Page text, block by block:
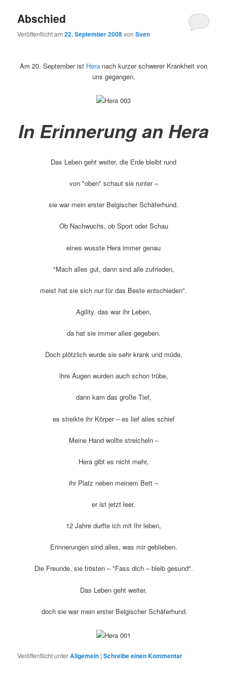
Abschied
Veröffentlicht am22. September 2008vonSven
Am 20. September ist Hera nach kurzer schwerer Krankheit von
uns gegangen.
In Erinnerung an Hera
Das Leben geht weiter, die Erde bleibt rund
von "oben" schaut sie runter –
sie war mein erster Belgischer Schäferhund.
Ob Nachwuchs, ob Sport oder Schau
eines wusste Hera immer genau
"Mach alles gut, dann sind alle zufrieden,
meist hat sie sich nur für das Beste entschieden".
Agility, das war ihr Leben,
da hat sie immer alles gegeben.
Doch plötzlich wurde sie sehr krank und müde,
ihre Augen wurden auch schon trübe,
dann kam das große Tief,
es streikte ihr Körper – es lief alles schief
Meine Hand wollte streicheln –
Hera gibt es nicht mehr,
ihr Platz neben meinem Bett –
er ist jetzt leer.
12 Jahre durfte ich mit Ihr leben,
Erinnerungen sind alles, was mir geblieben.
Die Freunde, sie trösten – "Fass dich – bleib gesund".
Das Leben geht weiter,
doch sie war mein erster Belgischer Schäferhund.
Veröffentlicht unterAllgemein |Schreibe einen Kommentar